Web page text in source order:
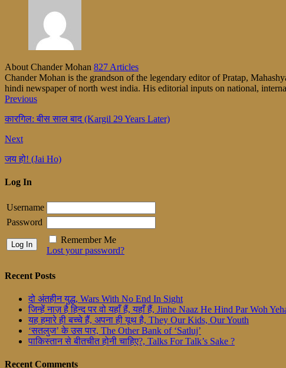
About Chander Mohan 827 Articles
Chander Mohan is the grandson of the legendary editor of Pratap,
hindi newspaper of north west india. His editorial inputs on national,
Previous
कारगिल: बीस साल बाद (Kargil 29 Years Later)
Next
जय हो! (Jai Ho)
Log In
Username
Password
Remember Me
Lost your password?
Recent Posts
दो अंतहीन युद्ध, Wars With No End In Sight
जिन्हें नाज़ है हिन्द पर वो यहाँ हैं, यहाँ हैं, Jinhe Naaz He Hind Par Woh
यह हमारे ही बच्चे हैं, अपना ही यूथ है, They Our Kids, Our Youth
‘सतलुज’ के उस पार, The Other Bank of ‘Satluj’
पाकिस्तान से बीतचीत होनी चाहिए?, Talks For Talk’s Sake ?
Recent Comments